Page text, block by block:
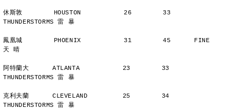
休斯敦        HOUSTON           26        33
THUNDERSTORMS 雷 暴
鳳凰城        PHOENIX           31        45      FINE
天 晴
阿特蘭大      ATLANTA           23        33
THUNDERSTORMS 雷 暴
克利夫蘭      CLEVELAND         25        34
THUNDERSTORMS 雷 暴